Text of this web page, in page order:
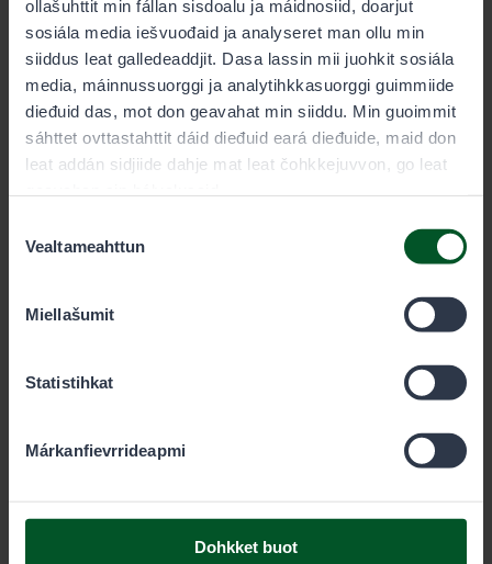
ollašuhttit min fállan sisdoalu ja máidnosiid, doarjut
sosiála media iešvuođaid ja analyseret man ollu min
siiddus leat galledeaddjit. Dasa lassin mii juohkit sosiála
media, máinnussuorggi ja analytihkkasuorggi guimmiide
dieđuid das, mot don geavahat min siiddu. Min guoimmit
sáhttet ovttastahttit dáid dieđuid eará dieđuide, maid don
leat addán sidjiide dahje mat leat čohkkejuvvon, go leat
Selection
Vealtameahttun
Miellašumit
Statistihkat
Márkanfievrrideapmi
Dohkket buot
Guolleváriiddikšunmáksu
Jus leat 18–69-ahkásaš ja guolástat
vuokkain, bivdosiin dahje bivddát reappáid,
Dat lea guolásteaddji vuođđomáksu, man
Mávsse guolleváriiddikšunmávssu